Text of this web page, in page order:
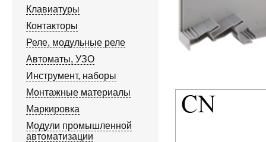
Клавиатуры
Контакторы
Реле, модульные реле
Автоматы, УЗО
Инструмент, наборы
Монтажные материалы
Маркировка
Модули промышленной
автоматизации